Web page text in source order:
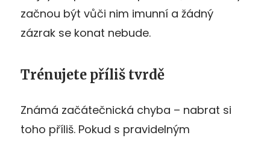
začnou být vůči nim imunní a žádný
zázrak se konat nebude.
Trénujete příliš tvrdě
Známá začátečnická chyba – nabrat si
toho příliš. Pokud s pravidelným